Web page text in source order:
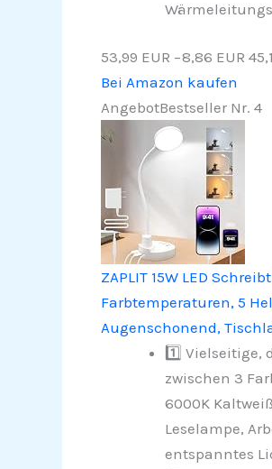
53,99 EUR −8,86 EUR
Bei Amazon kaufen
AngebotBestseller Nr. 4
ZAPLIT 15W LED
Farbtemperaturen, 5
Augenschonend,
1️⃣
zwischen 3
6000K
Leselampe,
entspanntes